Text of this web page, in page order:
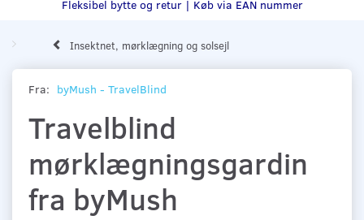
Fleksibel bytte og retur | Køb via EAN nummer
Insektnet, mørklægning og solsejl
Fra: byMush - TravelBlind
Travelblind
mørklægningsgardin
fra byMush